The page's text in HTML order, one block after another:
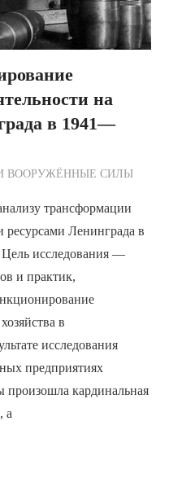
на
в 1941—
ВООРУЖЁННЫЕ СИЛЫ
трансформации
Ленинграда в
исследования —
и практик,
в
исследования
предприятиях
произошла кардинальная
а